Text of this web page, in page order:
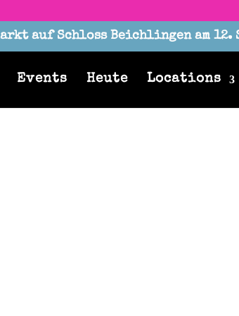
auf Schloss Beichlingen am 12.
Events Heute Locations